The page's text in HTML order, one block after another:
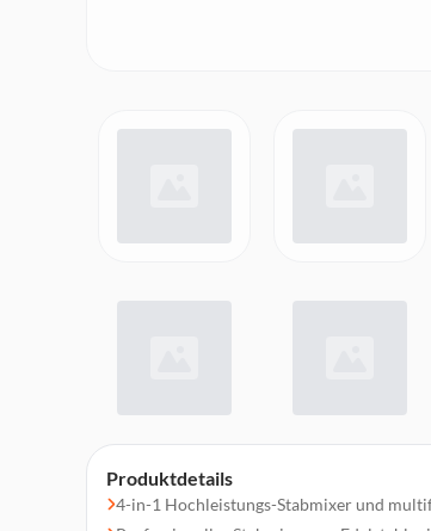
Produktdetails
4-in-1 Hochleistungs-Stabmixer und